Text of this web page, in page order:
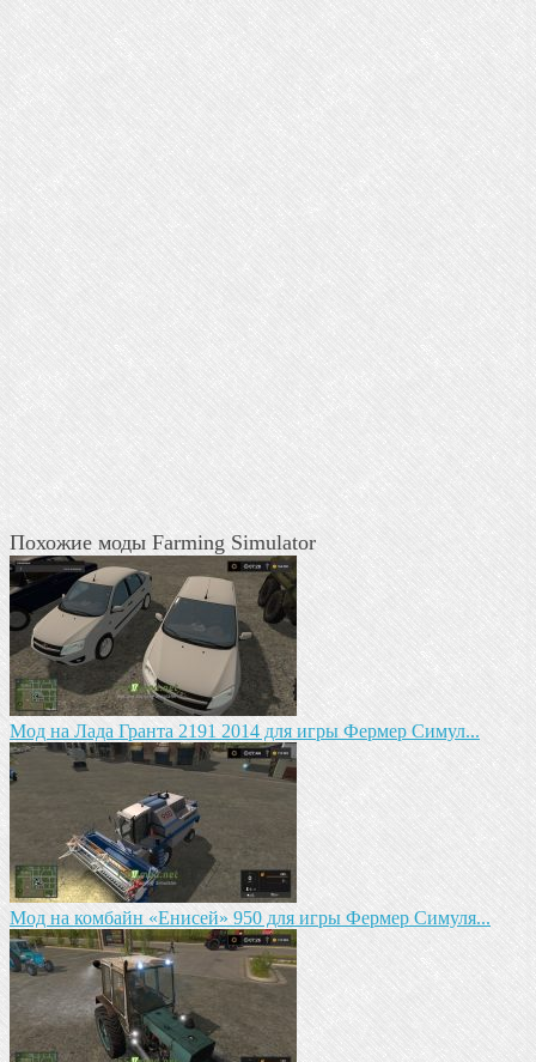
Похожие моды Farming Simulator
Мод на Лада Гранта 2191 2014 для игры Фермер Симул...
Мод на комбайн «Енисей» 950 для игры Фермер Симуля...